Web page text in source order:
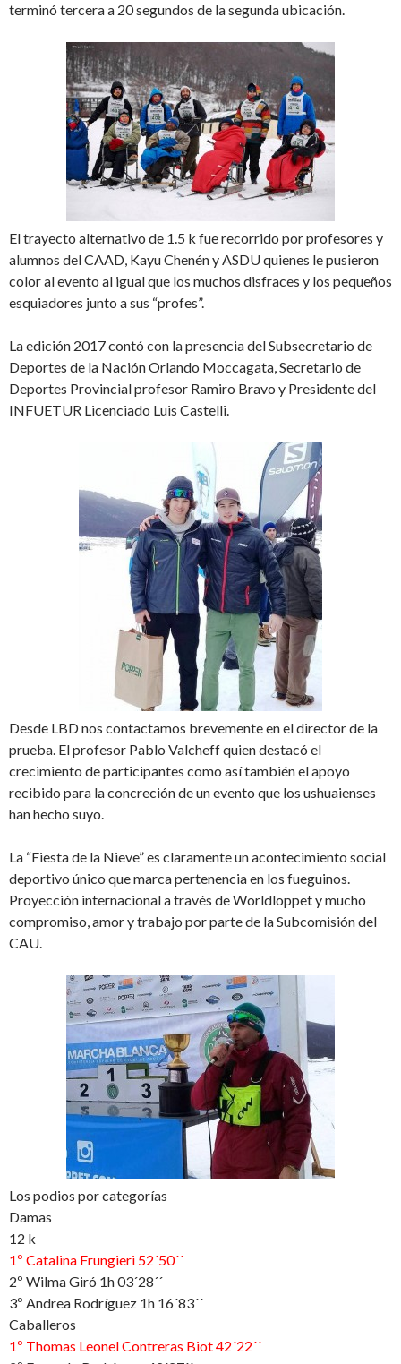
terminó tercera a 20 segundos de la segunda ubicación.
El trayecto alternativo de 1.5 k fue recorrido por profesores y
alumnos del CAAD, Kayu Chenén y ASDU quienes le pusieron
color al evento al igual que los muchos disfraces y los pequeños
esquiadores junto a sus “profes”.
La edición 2017 contó con la presencia del Subsecretario de
Deportes de la Nación Orlando Moccagata, Secretario de
Deportes Provincial profesor Ramiro Bravo y Presidente del
INFUETUR Licenciado Luis Castelli.
Desde LBD nos contactamos brevemente en el director de la
prueba. El profesor Pablo Valcheff quien destacó el
crecimiento de participantes como así también el apoyo
recibido para la concreción de un evento que los ushuaienses
han hecho suyo.
La “Fiesta de la Nieve” es claramente un acontecimiento social
deportivo único que marca pertenencia en los fueguinos.
Proyección internacional a través de Worldloppet y mucho
compromiso, amor y trabajo por parte de la Subcomisión del
CAU.
Los podios por categorías
Damas
12 k
1º Catalina Frungieri 52´50´´
2º Wilma Giró 1h 03´28´´
3º Andrea Rodríguez 1h 16´83´´
Caballeros
1º Thomas Leonel Contreras Biot 42´22´´